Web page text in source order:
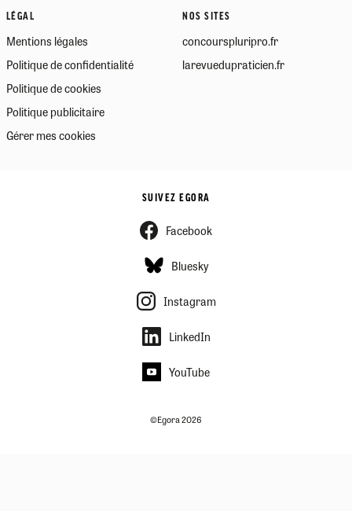
LÉGAL
Mentions légales
Politique de confidentialité
Politique de cookies
Politique publicitaire
Gérer mes cookies
NOS SITES
concourspluripro.fr
larevuedupraticien.fr
SUIVEZ EGORA
Facebook
Bluesky
Instagram
LinkedIn
YouTube
©Egora 2026